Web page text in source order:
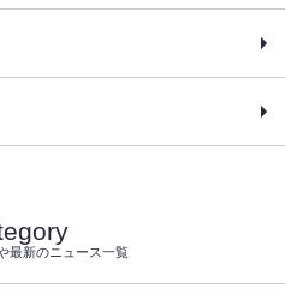
最新のニュース一覧